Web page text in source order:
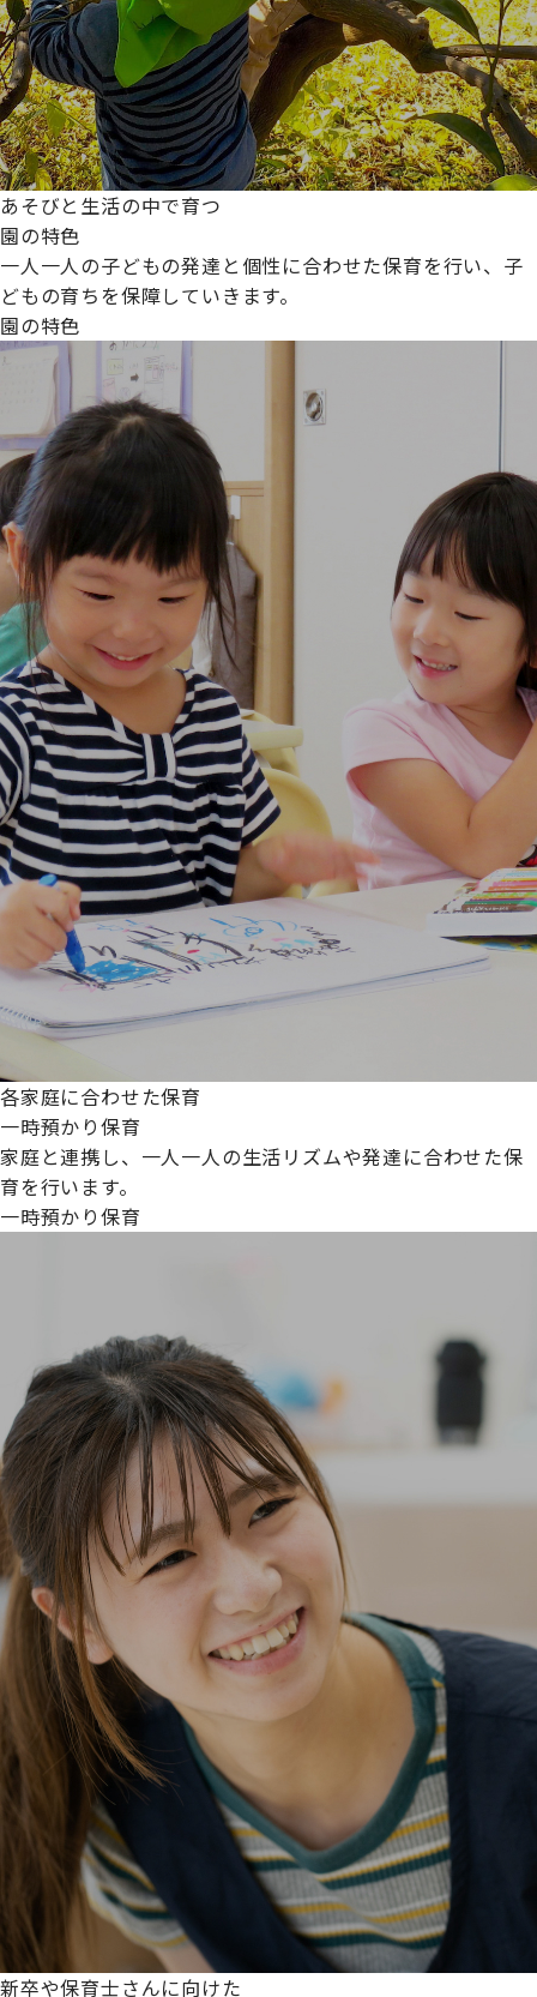
あそびと生活の中で育つ
園の特色
一人一人の子どもの発達と個性に合わせた保育を行い、子
どもの育ちを保障していきます。
園の特色
各家庭に合わせた保育
一時預かり保育
家庭と連携し、一人一人の生活リズムや発達に合わせた保
育を行います。
一時預かり保育
新卒や保育士さんに向けた